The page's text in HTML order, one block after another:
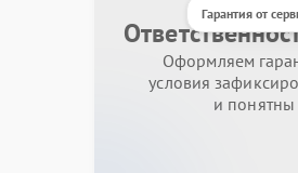
Гарантия от
Оформляем
условия
и понятны